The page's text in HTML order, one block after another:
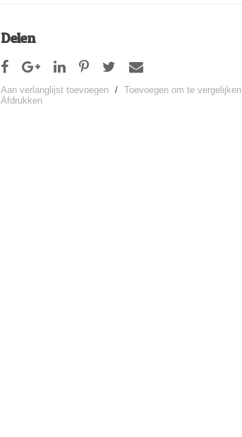
Delen
Aan verlanglijst toevoegen / Toevoegen om te vergelijken
Afdrukken